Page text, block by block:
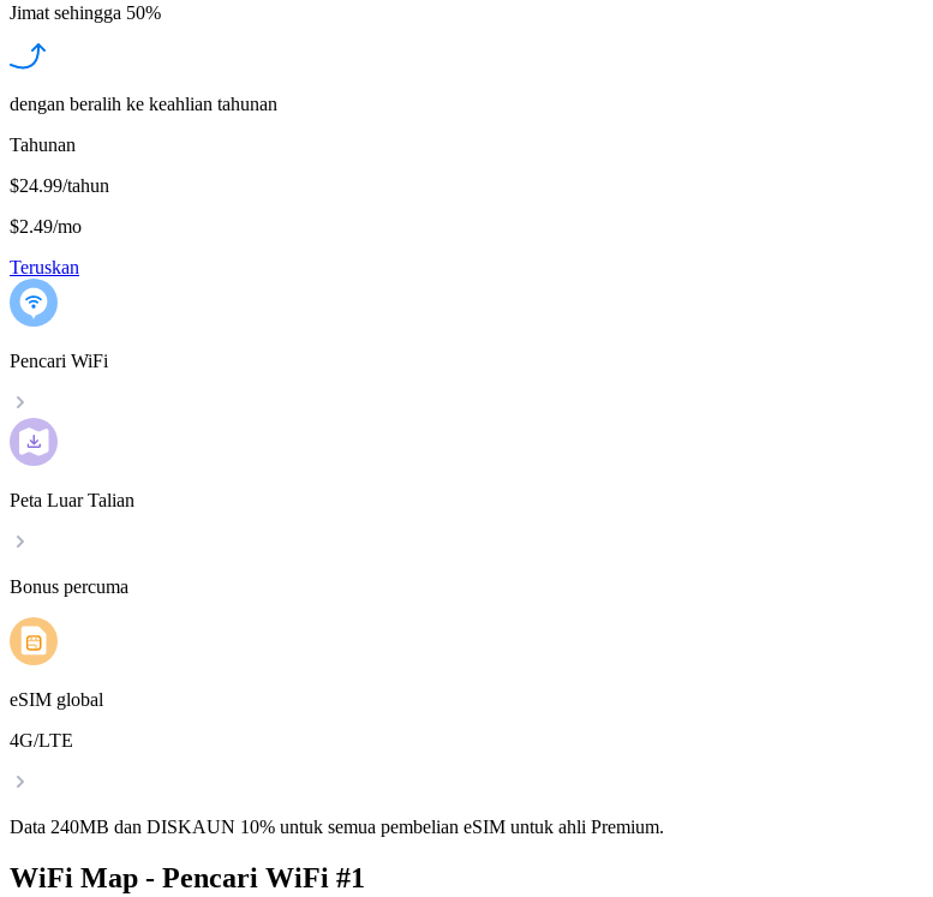
Jimat sehingga 50%
dengan beralih ke keahlian tahunan
Tahunan
$24.99/tahun
$2.49/mo
Teruskan
Pencari WiFi
Peta Luar Talian
Bonus percuma
eSIM global
4G/LTE
Data 240MB dan DISKAUN 10% untuk semua pembelian eSIM untuk ahli Premium.
WiFi Map - Pencari WiFi #1